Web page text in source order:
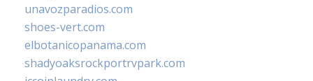
unavozparadios.com
shoes-vert.com
elbotanicopanama.com
shadyoaksrockportrvpark.com